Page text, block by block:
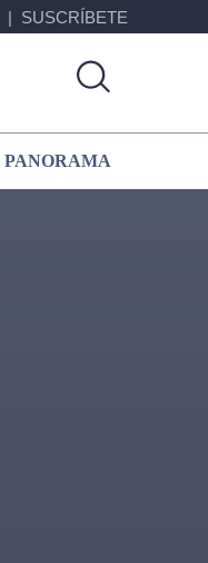
SUSCRÍBETE
PANORAMA